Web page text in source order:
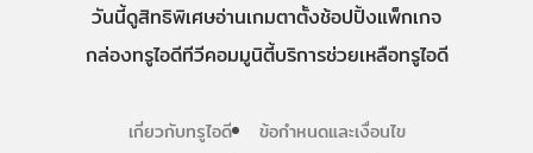
วันนี้ดูสิทธิพิเศษอ่านเกมตาตั้งช้อปปิ้งแพ็กเกจ
กล่องทรูไอดีทีวีคอมมูนิตี้บริการช่วยเหลือทรูไอดี
เกี่ยวกับทรูไอดี
ข้อกำหนดและเงื่อนไข